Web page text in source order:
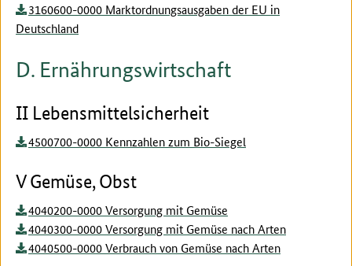
3160600-0000 Marktordnungsausgaben der EU in
Deutschland
D. Ernährungswirtschaft
II Lebensmittelsicherheit
4500700-0000 Kennzahlen zum Bio-Siegel
V Gemüse, Obst
4040200-0000 Versorgung mit Gemüse
4040300-0000 Versorgung mit Gemüse nach Arten
4040500-0000 Verbrauch von Gemüse nach Arten